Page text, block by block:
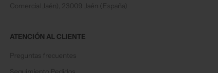
Comercial Jaén), 23009 Jaén (España)
ATENCIÓN AL CLIENTE
Preguntas frecuentes